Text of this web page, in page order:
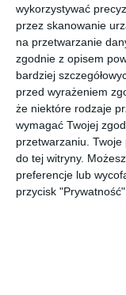
wykorzystywać
przez skanowanie
na przetwarzanie
zgodnie z opisem
bardziej
przed wyrażeniem
że niektóre rodzaje
wymagać Twojej
przetwarzaniu.
do tej witryny.
preferencje lub
przycisk
[ audiobook ]
Życie
prywatne
Drugiej
Rzeczypo
spolitej
Sławomir Koper
[
/
Mężczyzna
Przez cały czas